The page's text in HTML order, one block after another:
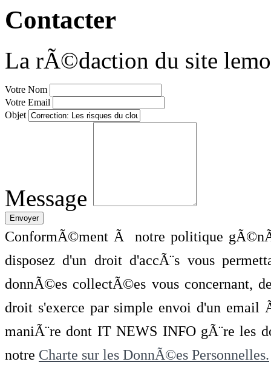
Contacter
La rÃ©daction du site
Votre Nom
Votre Email
Objet
Message
ConformÃ©ment Ã notre politique
disposez d'un droit d'accÃ¨s vous
donnÃ©es collectÃ©es vous concernant,
droit s'exerce par simple envoi d'un
maniÃ¨re dont IT NEWS INFO gÃ¨re les
notre Charte sur les DonnÃ©es Personnelles.